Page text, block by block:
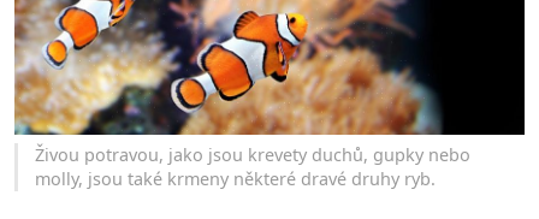
Živou potravou, jako jsou krevety duchů, gupky nebo
molly, jsou také krmeny některé dravé druhy ryb.